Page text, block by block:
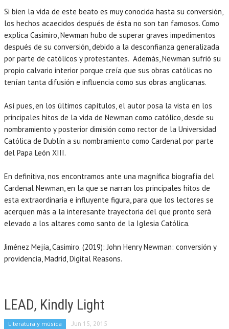
Si bien la vida de este beato es muy conocida hasta su conversión,
los hechos acaecidos después de ésta no son tan famosos. Como
explica Casimiro, Newman hubo de superar graves impedimentos
después de su conversión, debido a la desconfianza generalizada
por parte de católicos y protestantes. Además, Newman sufrió su
propio calvario interior porque creía que sus obras católicas no
tenían tanta difusión e influencia como sus obras anglicanas.
Así pues, en los últimos capítulos, el autor posa la vista en los
principales hitos de la vida de Newman como católico, desde su
nombramiento y posterior dimisión como rector de la Universidad
Católica de Dublín a su nombramiento como Cardenal por parte
del Papa León XIII.
En definitiva, nos encontramos ante una magnífica biografía del
Cardenal Newman, en la que se narran los principales hitos de
esta extraordinaria e influyente figura, para que los lectores se
acerquen más a la interesante trayectoria del que pronto será
elevado a los altares como santo de la Iglesia Católica.
Jiménez Mejía, Casimiro. (2019): John Henry Newman: conversión y
providencia, Madrid, Digital Reasons.
LEAD, Kindly Light
Literatura y música Jun 15, 2015